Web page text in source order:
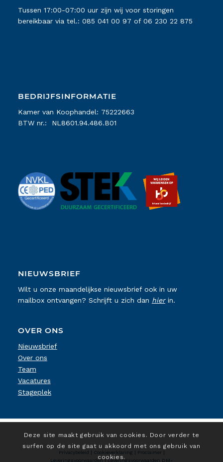
Tussen 17:00-07:00 uur zijn wij voor storingen
bereikbaar via tel.: 085 041 00 97 of 06 230 22 875
BEDRIJFSINFORMATIE
Kamer van Koophandel: 75222663
BTW nr.: NL8601.94.486.B01
NIEUWSBRIEF
Wilt u onze maandelijkse nieuwsbrief ook in uw
mailbox ontvangen? Schrijft u zich dan hierin.
OVER ONS
Nieuwsbrief
Over ons
Team
Vacatures
Stageplek
Privacybeleid | Cookieverklaring | Proclaimer|
Leveringsvoorwaarden|Leveringsvoorwaarden DM-
Deze site maakt gebruik van cookies. Door verder te
surfen op de site gaat u akkoord met ons gebruik van
cookies.